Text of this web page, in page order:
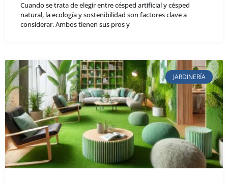
Cuando se trata de elegir entre césped artificial y césped
natural, la ecología y sostenibilidad son factores clave a
considerar. Ambos tienen sus pros y
JARDINERÍA